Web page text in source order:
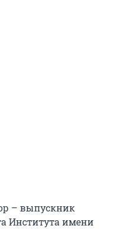
– выпускник
Института имени